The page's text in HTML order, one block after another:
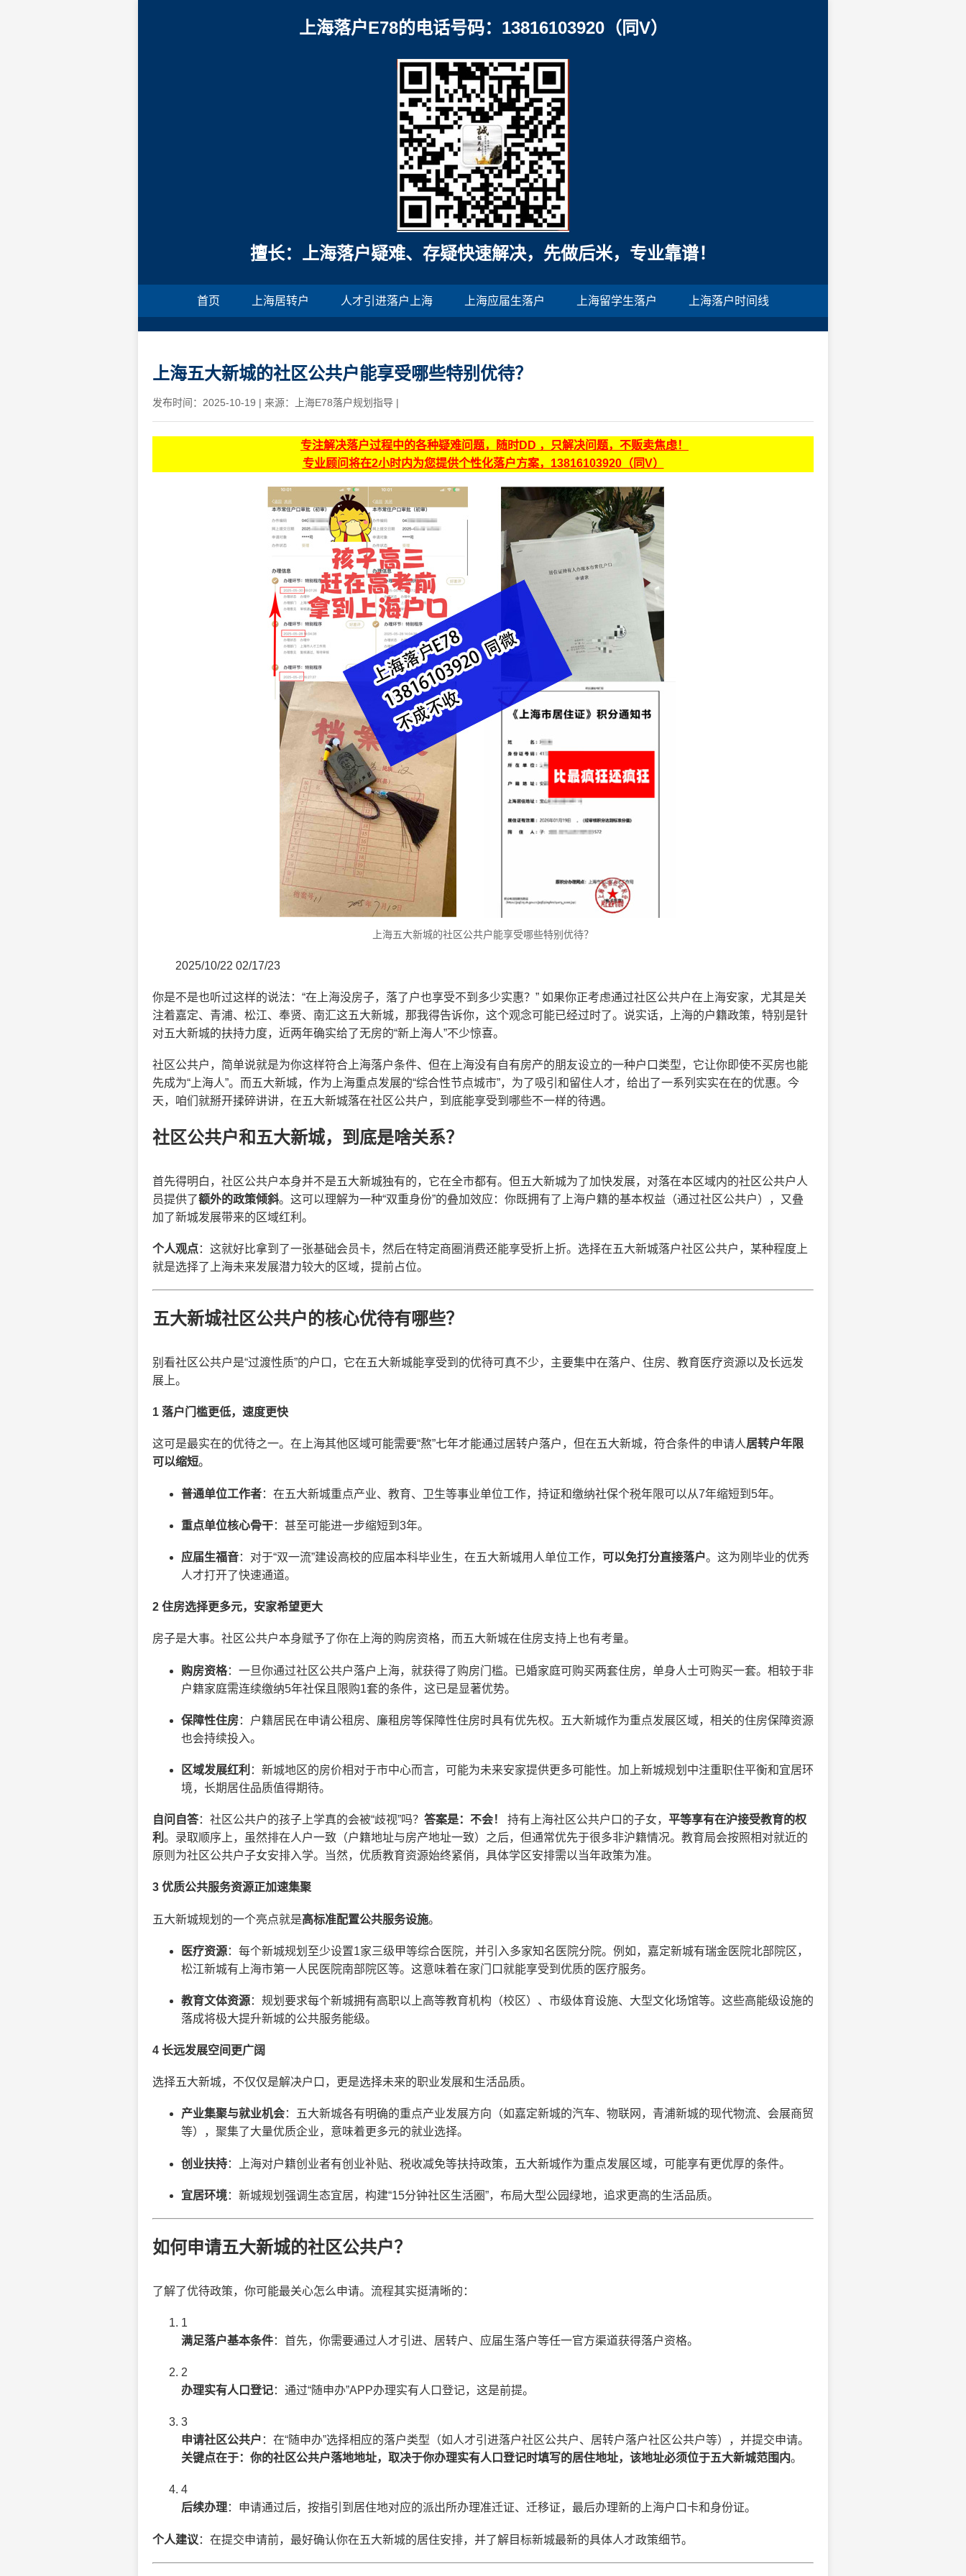
上海落户E78的电话号码：13816103920（同V）
擅长：上海落户疑难、存疑快速解决，先做后米，专业靠谱！
首页 上海居转户 人才引进落户上海 上海应届生落户 上海留学生落户 上海落户时间线
上海五大新城的社区公共户能享受哪些特别优待？
发布时间：2025-10-19 | 来源：上海E78落户规划指导 |
专注解决落户过程中的各种疑难问题，随时DD ，只解决问题，不贩卖焦虑！
专业顾问将在2小时内为您提供个性化落户方案，13816103920（同V）
上海五大新城的社区公共户能享受哪些特别优待？
2025/10/22 02/17/23
你是不是也听过这样的说法：“在上海没房子，落了户也享受不到多少实惠？” 如果你正考虑通过社区公共户在上海安家，尤其是关
注着嘉定、青浦、松江、奉贤、南汇这五大新城，那我得告诉你，这个观念可能已经过时了。说实话，上海的户籍政策，特别是针
对五大新城的扶持力度，近两年确实给了无房的“新上海人”不少惊喜。
社区公共户，简单说就是为你这样符合上海落户条件、但在上海没有自有房产的朋友设立的一种户口类型，它让你即使不买房也能
先成为“上海人”。而五大新城，作为上海重点发展的“综合性节点城市”，为了吸引和留住人才，给出了一系列实实在在的优惠。今
天，咱们就掰开揉碎讲讲，在五大新城落在社区公共户，到底能享受到哪些不一样的待遇。
社区公共户和五大新城，到底是啥关系？
首先得明白，社区公共户本身并不是五大新城独有的，它在全市都有。但五大新城为了加快发展，对落在本区域内的社区公共户人
员提供了额外的政策倾斜。这可以理解为一种“双重身份”的叠加效应：你既拥有了上海户籍的基本权益（通过社区公共户），又叠
加了新城发展带来的区域红利。
个人观点：这就好比拿到了一张基础会员卡，然后在特定商圈消费还能享受折上折。选择在五大新城落户社区公共户，某种程度上
就是选择了上海未来发展潜力较大的区域，提前占位。
五大新城社区公共户的核心优待有哪些？
别看社区公共户是“过渡性质”的户口，它在五大新城能享受到的优待可真不少，主要集中在落户、住房、教育医疗资源以及长远发
展上。
1 落户门槛更低，速度更快
这可是最实在的优待之一。在上海其他区域可能需要“熬”七年才能通过居转户落户，但在五大新城，符合条件的申请人居转户年限
可以缩短。
普通单位工作者：在五大新城重点产业、教育、卫生等事业单位工作，持证和缴纳社保个税年限可以从7年缩短到5年。
重点单位核心骨干：甚至可能进一步缩短到3年。
应届生福音：对于“双一流”建设高校的应届本科毕业生，在五大新城用人单位工作， 可以免打分直接落户。这为刚毕业的优秀
人才打开了快速通道。
2 住房选择更多元，安家希望更大
房子是大事。社区公共户本身赋予了你在上海的购房资格，而五大新城在住房支持上也有考量。
购房资格：一旦你通过社区公共户落户上海，就获得了购房门槛。已婚家庭可购买两套住房，单身人士可购买一套。相较于非
户籍家庭需连续缴纳5年社保且限购1套的条件，这已是显著优势。
保障性住房：户籍居民在申请公租房、廉租房等保障性住房时具有优先权。五大新城作为重点发展区域，相关的住房保障资源
也会持续投入。
区域发展红利 ：新城地区的房价相对于市中心而言，可能为未来安家提供更多可能性。加上新城规划中注重职住平衡和宜居环
境，长期居住品质值得期待。
自问自答：社区公共户的孩子上学真的会被“歧视”吗？ 答案是：不会！ 持有上海社区公共户口的子女， 平等享有在沪接受教育的权
利 。录取顺序上，虽然排在人户一致（户籍地址与房产地址一致）之后，但通常优先于很多非沪籍情况。教育局会按照相对就近的
原则为社区公共户子女安排入学。当然，优质教育资源始终紧俏，具体学区安排需以当年政策为准。
3 优质公共服务资源正加速集聚
五大新城规划的一个亮点就是高标准配置公共服务设施。
医疗资源：每个新城规划至少设置1家三级甲等综合医院，并引入多家知名医院分院。例如，嘉定新城有瑞金医院北部院区，
松江新城有上海市第一人民医院南部院区等。这意味着在家门口就能享受到优质的医疗服务。
教育文体资源：规划要求每个新城拥有高职以上高等教育机构（校区）、市级体育设施、大型文化场馆等。这些高能级设施的
落成将极大提升新城的公共服务能级。
4 长远发展空间更广阔
选择五大新城，不仅仅是解决户口，更是选择未来的职业发展和生活品质。
产业集聚与就业机会：五大新城各有明确的重点产业发展方向（如嘉定新城的汽车、物联网，青浦新城的现代物流、会展商贸
等），聚集了大量优质企业，意味着更多元的就业选择。
创业扶持：上海对户籍创业者有创业补贴、税收减免等扶持政策，五大新城作为重点发展区域，可能享有更优厚的条件。
宜居环境：新城规划强调生态宜居，构建“15分钟社区生活圈”，布局大型公园绿地，追求更高的生活品质。
如何申请五大新城的社区公共户？
了解了优待政策，你可能最关心怎么申请。流程其实挺清晰的：
1
满足落户基本条件：首先，你需要通过人才引进、居转户、应届生落户等任一官方渠道获得落户资格。
2
办理实有人口登记：通过“随申办”APP办理实有人口登记，这是前提。
3
申请社区公共户 ：在“随申办”选择相应的落户类型（如人才引进落户社区公共户、居转户落户社区公共户等），并提交申请。
关键点在于：你的社区公共户落地地址，取决于你办理实有人口登记时填写的居住地址，该地址必须位于五大新城范围内。
4
后续办理：申请通过后，按指引到居住地对应的派出所办理准迁证、迁移证，最后办理新的上海户口卡和身份证。
个人建议 ：在提交申请前，最好确认你在五大新城的居住安排，并了解目标新城最新的具体人才政策细节。